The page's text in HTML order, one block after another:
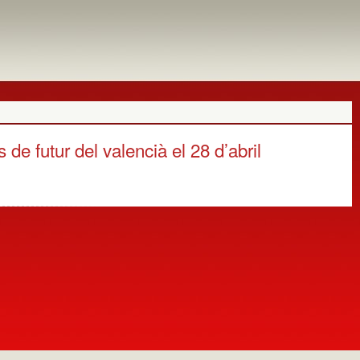
futur del valencià el 28 d’abril